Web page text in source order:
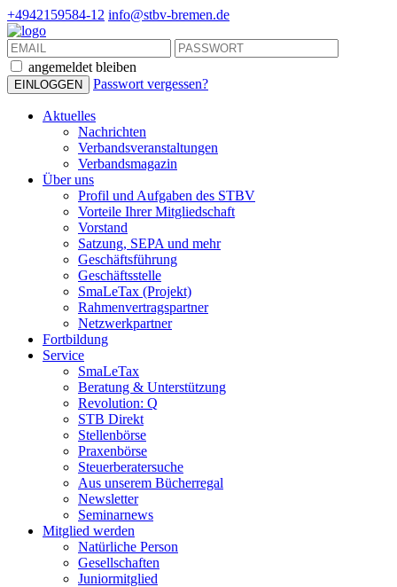
+4942159584-12 info@stbv-bremen.de
angemeldet bleiben
Passwort vergessen?
Aktuelles
Nachrichten
Verbandsveranstaltungen
Verbandsmagazin
Über uns
Profil und Aufgaben des STBV
Vorteile Ihrer Mitgliedschaft
Vorstand
Satzung, SEPA und mehr
Geschäftsführung
Geschäftsstelle
SmaLeTax (Projekt)
Rahmenvertragspartner
Netzwerkpartner
Fortbildung
Service
SmaLeTax
Beratung & Unterstützung
Revolution: Q
STB Direkt
Stellenbörse
Praxenbörse
Steuerberatersuche
Aus unserem Bücherregal
Newsletter
Seminarnews
Mitglied werden
Natürliche Person
Gesellschaften
Juniormitglied